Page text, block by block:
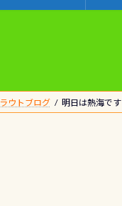
ウトブログ 明日は熱海です